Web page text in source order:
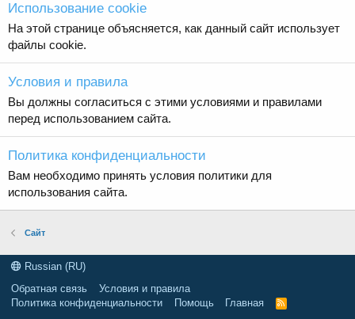
Использование cookie
На этой странице объясняется, как данный сайт использует
файлы cookie.
Условия и правила
Вы должны согласиться с этими условиями и правилами
перед использованием сайта.
Политика конфиденциальности
Вам необходимо принять условия политики для
использования сайта.
Сайт
Russian (RU)
Обратная связь
Условия и правила
Политика конфиденциальности
Помощь Главная
R